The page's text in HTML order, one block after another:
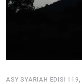
ASY SYARIAH EDISI 119,